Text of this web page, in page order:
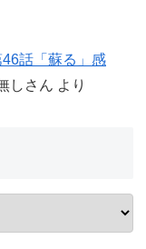
46話「蘇る」感
しさん より